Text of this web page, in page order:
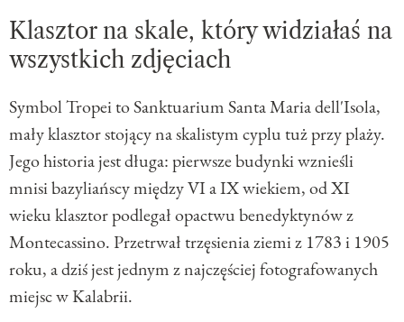
Klasztor na skale, który widziałaś na
wszystkich zdjęciach
Symbol Tropei to Sanktuarium Santa Maria dell'Isola,
mały klasztor stojący na skalistym cyplu tuż przy plaży.
Jego historia jest długa: pierwsze budynki wznieśli
mnisi bazyliańscy między VI a IX wiekiem, od XI
wieku klasztor podlegał opactwu benedyktynów z
Montecassino. Przetrwał trzęsienia ziemi z 1783 i 1905
roku, a dziś jest jednym z najczęściej fotografowanych
miejsc w Kalabrii.